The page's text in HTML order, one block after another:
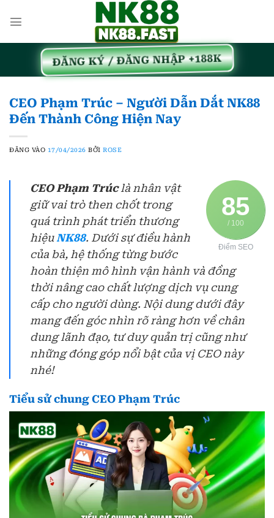
qua
ĐĂNG KÝ / ĐĂNG NHẬP +188K
CEO Phạm Trúc – Người Dẫn Dắt NK88
Đến Thành Công Hiện Nay
ĐĂNG VÀO 17/04/2026 BỞIROSE
85
/ 100
Điểm SEO
CEO Phạm Trúclà nhân vật
giữ vai trò then chốt trong
quá trình phát triển thương
hiệu NK88. Dưới sự điều hành
của bà, hệ thống từng bước
hoàn thiện mô hình vận hành và đồng
thời nâng cao chất lượng dịch vụ cung
cấp cho người dùng. Nội dung dưới đây
mang đến góc nhìn rõ ràng hơn về chân
dung lãnh đạo, tư duy quản trị cũng như
những đóng góp nổi bật của vị CEO này
nhé!
Tiểu sử chung CEO Phạm Trúc